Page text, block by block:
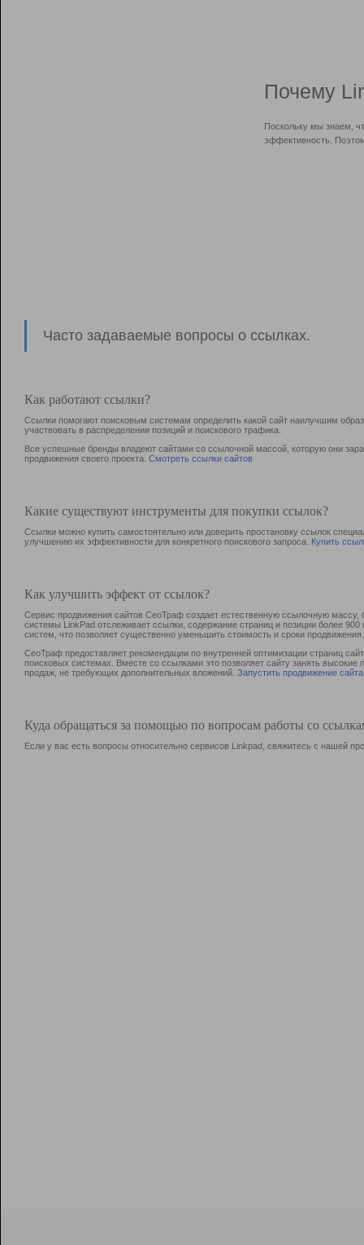
Почему
Поскольку мы знаем,
эффективность.
Часто задаваемые вопросы о ссылках.
Как работают ссылки?
Ссылки помогают поисковым системам определить какой сайт наилучшим
участвовать в раcпределении позиций и поискового трафика.
Все успешные бренды владеют сайтами со ссылочной массой, которую они
продвижения своего проекта. Смотреть ссылки сайтов
Какие существуют инструменты для покупки ссылок?
Ссылки можно купить самостоятельно или доверить простановку ссылок
улучшению их эффективности для конкретного поискового запроса. Купить
Как улучшить эффект от ссылок?
Сервис продвижения сайтов СеоТраф создает естественную ссылочную
системы LinkPad отслеживает ссылки, содержание страниц и позиции более
систем, что позволяет существенно уменьшить стоимость и сроки продвижения.
СеоТраф предоставляет рекомендации по внутренней оптимизации страниц
поисковых системах. Вместе со ссылками это позволяет сайту занять
продаж, не требующих дополнительных вложений. Запустить продвижение сайта
Куда обращаться за помощью по вопросам работы со
Если у вас есть вопросы относительно сервисов Linkpad, свяжитесь с нашей